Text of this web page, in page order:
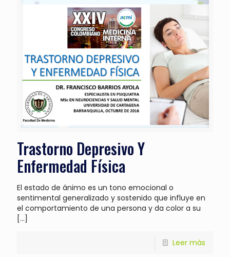
Trastorno Depresivo Y
Enfermedad Física
El estado de ánimo es un tono emocional o
sentimental generalizado y sostenido que influye en
el comportamiento de una persona y da color a su
[…]
Leer más